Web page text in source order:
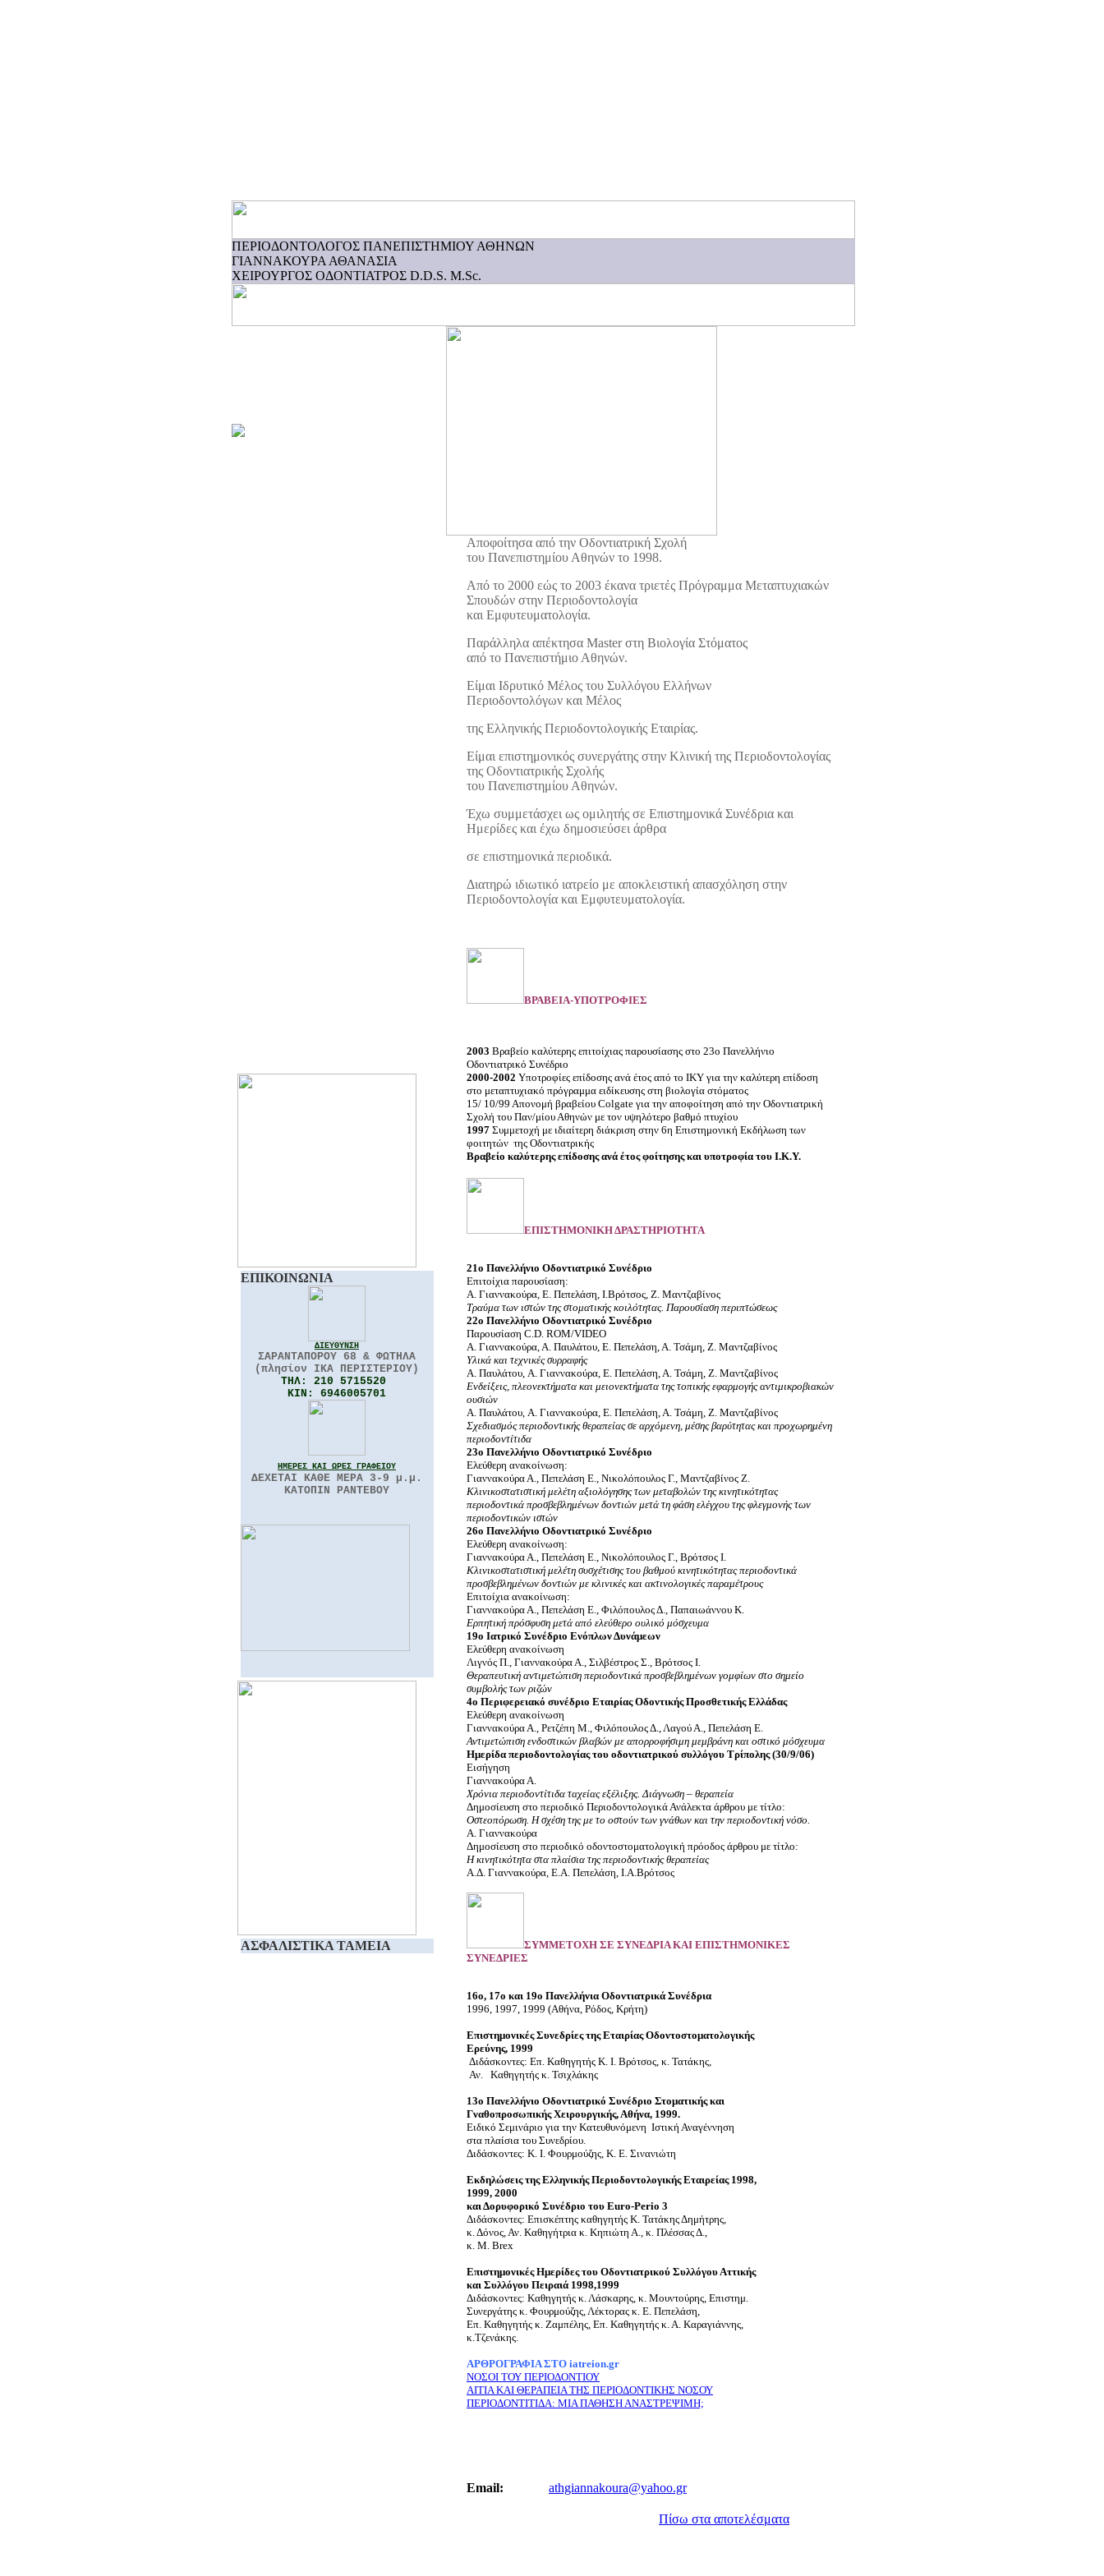
ΠΕΡΙΟΔΟΝΤΟΛΟΓΟΣ ΠΑΝΕΠΙΣΤΗΜΙΟΥ ΑΘΗΝΩΝ
ΓΙΑΝΝΑΚΟΥΡΑ ΑΘΑΝΑΣΙΑ
ΧΕΙΡΟΥΡΓΟΣ ΟΔΟΝΤΙΑΤΡΟΣ D.D.S. M.Sc.
ΕΠΙΚΟΙΝΩΝΙΑ
ΔΙΕΥΘΥΝΣΗ
ΣΑΡΑΝΤΑΠΟΡΟΥ 68 & ΦΩΤΗΛΑ
(πλησίον ΙΚΑ ΠΕΡΙΣΤΕΡΙΟΥ)
THΛ: 210 5715520
KIN: 6946005701
ΗΜΕΡΕΣ ΚΑΙ ΩΡΕΣ ΓΡΑΦΕΙΟΥ
ΔΕΧΕΤΑΙ ΚΑΘΕ ΜΕΡΑ 3-9 μ.μ.
ΚΑΤΟΠΙΝ ΡΑΝΤΕΒΟΥ
ΑΣΦΑΛΙΣΤΙΚΑ TAMEIA
Αποφοίτησα από την Οδοντιατρική Σχολή
του Πανεπιστημίου Αθηνών το 1998.
Από το 2000 εώς το 2003 έκανα τριετές Πρόγραμμα Μεταπτυχιακών
Σπουδών στην Περιοδοντολογία
και Eμφυτευματολογία.
Παράλληλα απέκτησα Master στη Βιολογία Στόματος
από το Πανεπιστήμιο Αθηνών.
Είμαι Ιδρυτικό Μέλος του Συλλόγου Ελλήνων
Περιοδοντολόγων και Μέλος
της Ελληνικής Περιοδοντολογικής Εταιρίας.
Είμαι επιστημονικός συνεργάτης στην Κλινική της Περιοδοντολογίας
της Οδοντιατρικής Σχολής
του Πανεπιστημίου Αθηνών.
Έχω συμμετάσχει ως ομιλητής σε Επιστημονικά Συνέδρια και
Ημερίδες και έχω δημοσιεύσει άρθρα
σε επιστημονικά περιοδικά.
Διατηρώ ιδιωτικό ιατρείο με αποκλειστική απασχόληση στην
Περιοδοντολογία και Εμφυτευματολογία.
ΒΡΑΒΕΙΑ-ΥΠΟΤΡΟΦΙΕΣ
2003 Βραβείο καλύτερης επιτοίχιας παρουσίασης στο 23ο Πανελλήνιο
Οδοντιατρικό Συνέδριο
2000-2002 Υποτροφίες επίδοσης ανά έτος από το ΙΚΥ για την καλύτερη επίδοση
στο μεταπτυχιακό πρόγραμμα ειδίκευσης στη βιολογία στόματος
15/ 10/99 Απονομή βραβείου Colgate για την αποφοίτηση από την Οδοντιατρική
Σχολή του Παν/μίου Αθηνών με τον υψηλότερο βαθμό πτυχίου
1997 Συμμετοχή με ιδιαίτερη διάκριση στην 6η Επιστημονική Εκδήλωση των
φοιτητών της Οδοντιατρικής
Βραβείο καλύτερης επίδοσης ανά έτος φοίτησης και υποτροφία του Ι.Κ.Υ.
ΕΠΙΣΤΗΜΟΝΙΚΗ ΔΡΑΣΤΗΡΙΟΤΗΤΑ
21ο Πανελλήνιο Οδοντιατρικό Συνέδριο
Επιτοίχια παρουσίαση:
Α. Γιαννακούρα, Ε. Πεπελάση, Ι.Βρότσος, Ζ. Μαντζαβίνος
Τραύμα των ιστών της στοματικής κοιλότητας. Παρουσίαση περιπτώσεως
22o Πανελλήνιο Οδοντιατρικό Συνέδριο
Παρουσίαση C.D. ROM/VIDEO
A. Γιαννακούρα, Α. Παυλάτου, Ε. Πεπελάση, Α. Τσάμη, Ζ. Μαντζαβίνος
Υλικά και τεχνικές συρραφής
Α. Παυλάτου, A. Γιαννακούρα, Ε. Πεπελάση, Α. Τσάμη, Ζ. Μαντζαβίνος
Ενδείξεις, πλεονεκτήματα και μειονεκτήματα της τοπικής εφαρμογής αντιμικροβιακών
ουσιών
Α. Παυλάτου, A. Γιαννακούρα, Ε. Πεπελάση, Α. Τσάμη, Ζ. Μαντζαβίνος
Σχεδιασμός περιοδοντικής θεραπείας σε αρχόμενη, μέσης βαρύτητας και προχωρημένη
περιοδοντίτιδα
23o Πανελλήνιο Οδοντιατρικό Συνέδριο
Ελεύθερη ανακοίνωση:
Γιαννακούρα Α., Πεπελάση Ε., Νικολόπουλος Γ., Μαντζαβίνος Ζ.
Κλινικοστατιστική μελέτη αξιολόγησης των μεταβολών της κινητικότητας
περιοδοντικά προσβεβλημένων δοντιών μετά τη φάση ελέγχου της φλεγμονής των
περιοδοντικών ιστών
26o Πανελλήνιο Οδοντιατρικό Συνέδριο
Ελεύθερη ανακοίνωση:
Γιαννακούρα Α., Πεπελάση Ε., Νικολόπουλος Γ., Βρότσος Ι.
Κλινικοστατιστική μελέτη συσχέτισης του βαθμού κινητικότητας περιοδοντικά
προσβεβλημένων δοντιών με κλινικές και ακτινολογικές παραμέτρους
Επιτοίχια ανακοίνωση:
Γιαννακούρα Α., Πεπελάση Ε., Φιλόπουλος Δ., Παπαιωάννου Κ.
Ερπητική πρόσφυση μετά από ελεύθερο ουλικό μόσχευμα
19ο Ιατρικό Συνέδριο Ενόπλων Δυνάμεων
Ελεύθερη ανακοίνωση
Λιγνός Π., Γιαννακούρα Α., Σιλβέστρος Σ., Βρότσος Ι.
Θεραπευτική αντιμετώπιση περιοδοντικά προσβεβλημένων γομφίων στο σημείο
συμβολής των ριζών
4o Περιφερειακό συνέδριο Εταιρίας Οδοντικής Προσθετικής Ελλάδας
Ελεύθερη ανακοίνωση
Γιαννακούρα Α., Ρετζέπη Μ., Φιλόπουλος Δ., Λαγού Α., Πεπελάση Ε.
Αντιμετώπιση ενδοστικών βλαβών με απορροφήσιμη μεμβράνη και οστικό μόσχευμα
Ημερίδα περιοδοντολογίας του οδοντιατρικού συλλόγου Τρίπολης (30/9/06)
Εισήγηση
Γιαννακούρα Α.
Χρόνια περιοδοντίτιδα ταχείας εξέλιξης. Διάγνωση – θεραπεία
Δημοσίευση στο περιοδικό Περιοδοντολογικά Ανάλεκτα άρθρου με τίτλο:
Οστεοπόρωση. Η σχέση της με το οστούν των γνάθων και την περιοδοντική νόσο.
Α. Γιαννακούρα
Δημοσίευση στο περιοδικό οδοντοστοματολογική πρόοδος άρθρου με τίτλο:
Η κινητικότητα στα πλαίσια της περιοδοντικής θεραπείας
Α.Δ. Γιαννακούρα, Ε.Α. Πεπελάση, Ι.Α.Βρότσος
ΣΥΜΜΕΤΟΧΗ ΣΕ ΣΥΝΕΔΡΙΑ ΚΑΙ ΕΠΙΣΤΗΜΟΝΙΚΕΣ
ΣΥΝΕΔΡΙΕΣ
16ο, 17ο και 19ο Πανελλήνια Οδοντιατρικά Συνέδρια
1996, 1997, 1999 (Αθήνα, Ρόδος, Κρήτη)
Επιστημονικές Συνεδρίες της Εταιρίας Οδοντοστοματολογικής
Ερεύνης, 1999
Διδάσκοντες: Επ. Καθηγητής Κ. Ι. Βρότσος, κ. Τατάκης,
Αν. Καθηγητής κ. Τσιχλάκης
13ο Πανελλήνιο Οδοντιατρικό Συνέδριο Στοματικής και
Γναθοπροσωπικής Χειρουργικής, Αθήνα, 1999.
Ειδικό Σεμινάριο για την Κατευθυνόμενη Ιστική Αναγέννηση
στα πλαίσια του Συνεδρίου.
Διδάσκοντες: Κ. Ι. Φουρμούζης, Κ. Ε. Σινανιώτη
Εκδηλώσεις της Ελληνικής Περιοδοντολογικής Εταιρείας 1998,
1999, 2000
και Δορυφορικό Συνέδριο του Euro-Perio 3
Διδάσκοντες: Επισκέπτης καθηγητής Κ. Τατάκης Δημήτρης,
κ. Δόνος, Αν. Καθηγήτρια κ. Κηπιώτη Α., κ. Πλέσσας Δ.,
κ. Μ. Brex
Eπιστημονικές Ημερίδες του Οδοντιατρικού Συλλόγου Αττικής
και Συλλόγου Πειραιά 1998,1999
Διδάσκοντες: Καθηγητής κ. Λάσκαρης, κ. Μουντούρης, Επιστημ.
Συνεργάτης κ. Φουρμούζης, Λέκτορας κ. Ε. Πεπελάση,
Επ. Καθηγητής κ. Ζαμπέλης, Επ. Καθηγητής κ. Α. Καραγιάννης,
κ.Τζενάκης.
ΑΡΘΡΟΓΡΑΦΙΑ ΣΤΟ iatreion.gr
ΝΟΣΟΙ ΤΟΥ ΠΕΡΙΟΔΟΝΤΙΟΥ
ΑΙΤΙΑ ΚΑΙ ΘΕΡΑΠΕΙΑ ΤΗΣ ΠΕΡΙΟΔΟΝΤΙΚΗΣ ΝΟΣΟΥ
ΠΕΡΙΟΔΟΝΤΙΤΙΔΑ: ΜΙΑ ΠΑΘΗΣΗ ΑΝΑΣΤΡΕΨΙΜΗ;
Email: athgiannakoura@yahoo.gr
Πίσω στα αποτελέσματα